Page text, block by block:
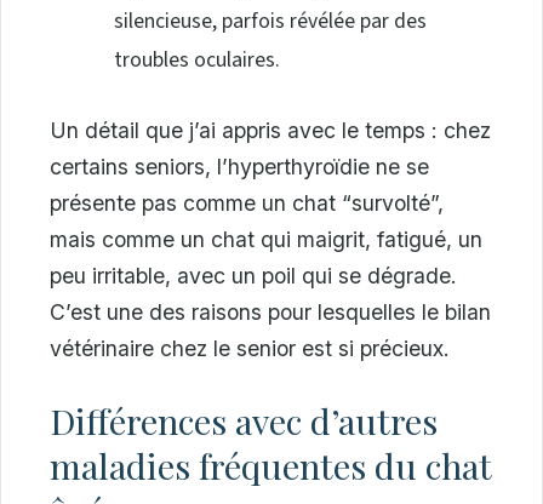
silencieuse, parfois révélée par des
troubles oculaires.
Un détail que j’ai appris avec le temps : chez
certains seniors, l’hyperthyroïdie ne se
présente pas comme un chat “survolté”,
mais comme un chat qui maigrit, fatigué, un
peu irritable, avec un poil qui se dégrade.
C’est une des raisons pour lesquelles le bilan
vétérinaire chez le senior est si précieux.
Différences avec d’autres
maladies fréquentes du chat